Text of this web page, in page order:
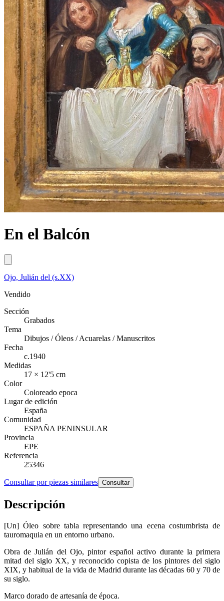
En el Balcón
Ojo, Julián del (s.XX)
Vendido
Sección
Grabados
Tema
Dibujos / Óleos / Acuarelas / Manuscritos
Fecha
c.1940
Medidas
17 × 12'5 cm
Color
Coloreado epoca
Lugar de edición
España
Comunidad
ESPAÑA PENINSULAR
Provincia
EPE
Referencia
25346
Consultar por piezas similares Consultar
Descripción
[Un] Óleo sobre tabla representando una ecena costumbrista de
tauromaquia en un entorno urbano.
Obra de Julián del Ojo, pintor español activo durante la primera
mitad del siglo XX, y reconocido copista de los pintores del siglo
XIX, y habitual de la vida de Madrid durante las décadas 60 y 70 de
su siglo.
Marco dorado de artesanía de época.